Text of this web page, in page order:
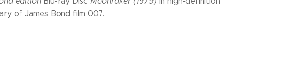
of James Bond film 007.